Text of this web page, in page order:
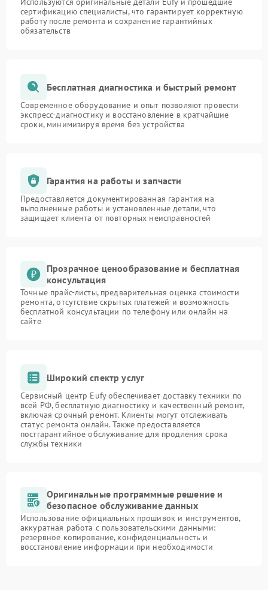
сертификацию специалисты, что гарантирует корректную
работу после ремонта и сохранение гарантийных
обязательств
Бесплатная диагностика и быстрый ремонт
Современное оборудование и опыт позволяют провести
экспресс-диагностику и восстановление в кратчайшие
сроки, минимизируя время без устройства
Гарантия на работы и запчасти
Предоставляется документированная гарантия на
выполненные работы и установленные детали, что
защищает клиента от повторных неисправностей
Прозрачное ценообразование и бесплатная
консультация
Точные прайс-листы, предварительная оценка стоимости
ремонта, отсутствие скрытых платежей и возможность
бесплатной консультации по телефону или онлайн на
сайте
Широкий спектр услуг
Сервисный центр Eufy обеспечивает доставку техники по
всей РФ, бесплатную диагностику и качественный ремонт,
включая срочный ремонт. Клиенты могут отслеживать
статус ремонта онлайн. Также предоставляется
постгарантийное обслуживание для продления срока
службы техники
Оригинальные программные решение и
безопасное обслуживание данных
Использование официальных прошивок и инструментов,
аккуратная работа с пользовательскими данными:
резервное копирование, конфиденциальность и
восстановление информации при необходимости